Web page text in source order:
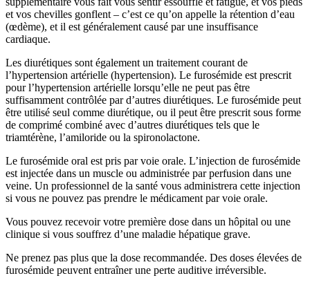
et vos chevilles gonflent – c’est ce qu’on appelle la rétention d’eau
(œdème), et il est généralement causé par une insuffisance
cardiaque.
Les diurétiques sont également un traitement courant de
l’hypertension artérielle (hypertension). Le furosémide est prescrit
pour l’hypertension artérielle lorsqu’elle ne peut pas être
suffisamment contrôlée par d’autres diurétiques. Le furosémide peut
être utilisé seul comme diurétique, ou il peut être prescrit sous forme
de comprimé combiné avec d’autres diurétiques tels que le
triamtérène, l’amiloride ou la spironolactone.
Le furosémide oral est pris par voie orale. L’injection de furosémide
est injectée dans un muscle ou administrée par perfusion dans une
veine. Un professionnel de la santé vous administrera cette injection
si vous ne pouvez pas prendre le médicament par voie orale.
Vous pouvez recevoir votre première dose dans un hôpital ou une
clinique si vous souffrez d’une maladie hépatique grave.
Ne prenez pas plus que la dose recommandée. Des doses élevées de
furosémide peuvent entraîner une perte auditive irréversible.